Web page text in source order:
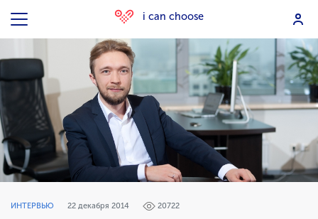
i can choose
ИНТЕРВЬЮ 22 декабря 2014 20722